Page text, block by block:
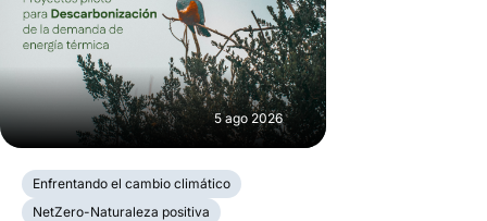
5 ago 2026
Enfrentando el cambio climático
NetZero-Naturaleza positiva